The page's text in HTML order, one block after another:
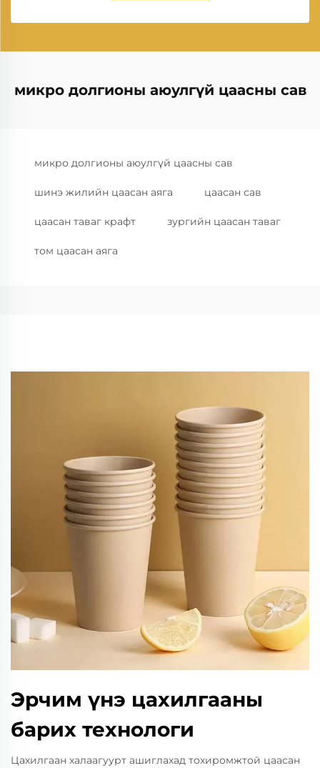
микро долгионы аюулгүй цаасны сав
микро долгионы аюулгүй цаасны сав
шинэ жилийн цаасан аяга цаасан сав
цаасан таваг крафт зургийн цаасан таваг
том цаасан аяга
Эрчим үнэ цахилгааны
барих технологи
Цахилгаан халаагуурт ашиглахад тохиромжтой цаасан